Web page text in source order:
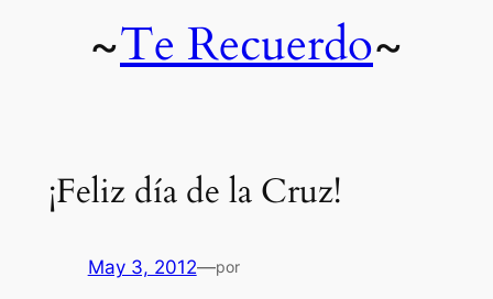
~Te Recuerdo~
¡Feliz día de la Cruz!
May 3, 2012—por